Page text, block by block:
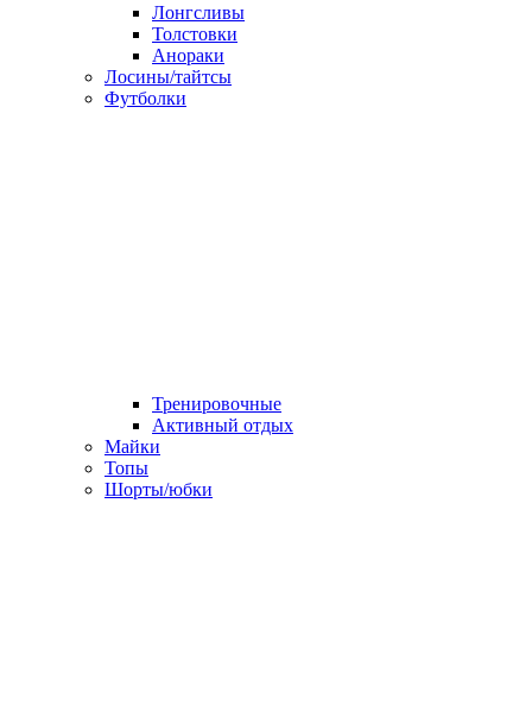
Лонгсливы
Толстовки
Анораки
Лосины/тайтсы
Футболки
Тренировочные
Активный отдых
Майки
Топы
Шорты/юбки